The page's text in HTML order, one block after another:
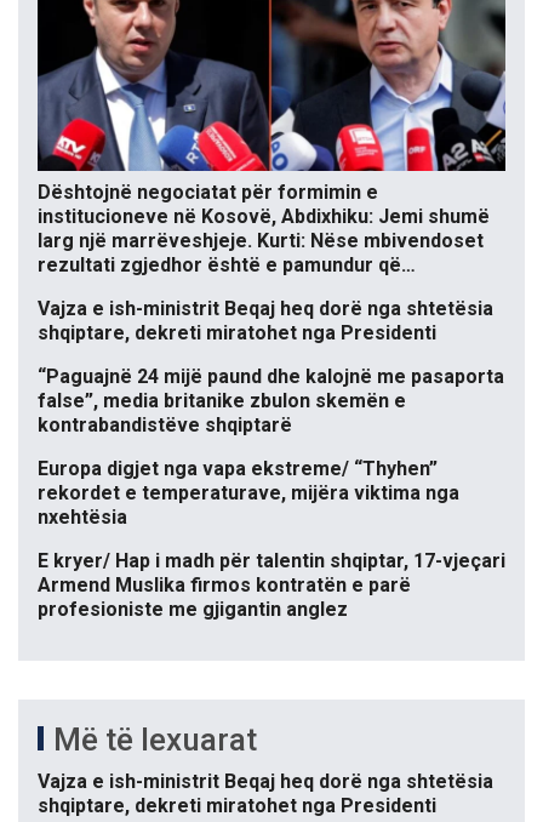
Dështojnë negociatat për formimin e
institucioneve në Kosovë, Abdixhiku: Jemi shumë
larg një marrëveshjeje. Kurti: Nëse mbivendoset
rezultati zgjedhor është e pamundur që…
Vajza e ish-ministrit Beqaj heq dorë nga shtetësia
shqiptare, dekreti miratohet nga Presidenti
“Paguajnë 24 mijë paund dhe kalojnë me pasaporta
false”, media britanike zbulon skemën e
kontrabandistëve shqiptarë
Europa digjet nga vapa ekstreme/ “Thyhen”
rekordet e temperaturave, mijëra viktima nga
nxehtësia
E kryer/ Hap i madh për talentin shqiptar, 17-vjeçari
Armend Muslika firmos kontratën e parë
profesioniste me gjigantin anglez
Më të lexuarat
Vajza e ish-ministrit Beqaj heq dorë nga shtetësia
shqiptare, dekreti miratohet nga Presidenti